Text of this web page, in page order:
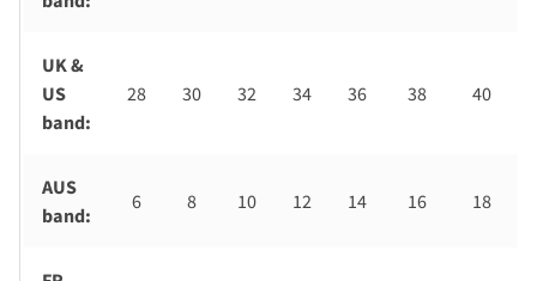
UK &
US
band:
28 30 32 34 36 38 40
AUS
band:
6 8 10 12 14 16 18